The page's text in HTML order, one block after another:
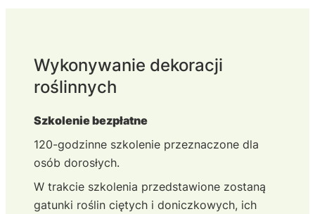
Wykonywanie dekoracji
roślinnych
Szkolenie bezpłatne
120-godzinne szkolenie przeznaczone dla
osób dorosłych.
W trakcie szkolenia przedstawione zostaną
gatunki roślin ciętych i doniczkowych, ich